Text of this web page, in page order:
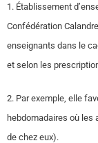
1. Établissement
Confédération
enseignants dans le
et selon les
2. Par exemple, elle
hebdomadaires où les
de chez eux).